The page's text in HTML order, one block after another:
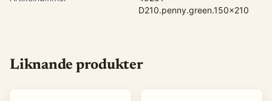
D210.penny.green.150x210
Liknande produkter